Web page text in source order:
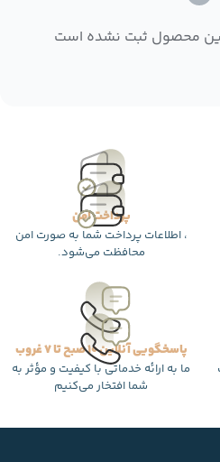
محصول ثبت نشده است
پرداخت امن
، اطلاعات پرداخت شما به صورت امن
محافظت می‌شود.
پاسخگویی آنلاین 10 صبح تا 7 غروب
ما به ارائه خدماتی با کیفیت و مؤثر به
شما افتخار می‌کنیم